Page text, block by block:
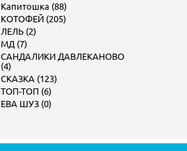
Капитошка (88)
КОТОФЕЙ (205)
ЛЕЛЬ (2)
МД (7)
САНДАЛИКИ ДАВЛЕКАНОВО
(4)
СКАЗКА (123)
ТОП-ТОП (6)
ЕВА ШУЗ (0)